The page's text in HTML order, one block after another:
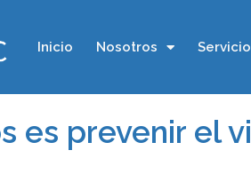
Inicio Nosotros
es prevenir el